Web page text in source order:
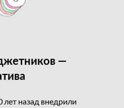
—
назад внедрили